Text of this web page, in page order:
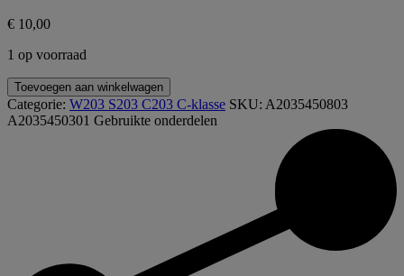
€ 10,00
1 op voorraad
A2035450803
A2035450301
Zekering
Toevoegen aan winkelwagen
Categorie: W203 S203 C203 C-klasse SKU: A2035450803
A2035450301 Gebruikte onderdelen